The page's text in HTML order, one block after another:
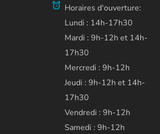
Horaires d'ouverture:
Lundi : 14h-17h30
Mardi : 9h-12h et 14h-
17h30
Mercredi : 9h-12h
Jeudi : 9h-12h et 14h-
17h30
Vendredi : 9h-12h
Samedi : 9h-12h